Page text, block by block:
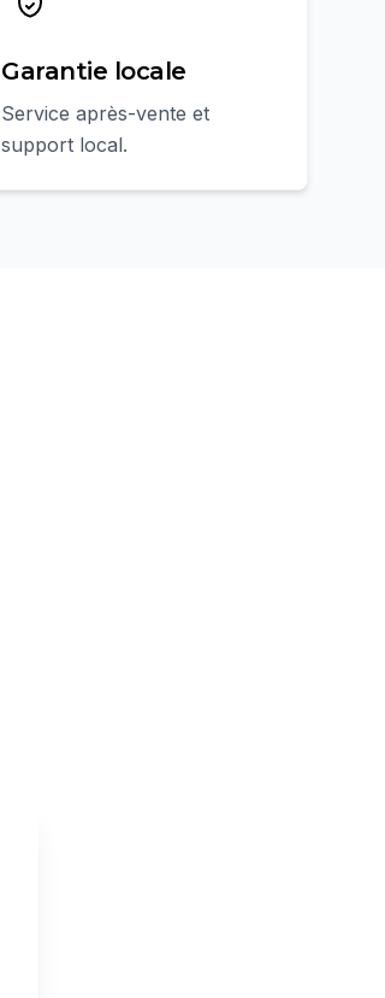
Garantie locale
Service après-vente et
support local.